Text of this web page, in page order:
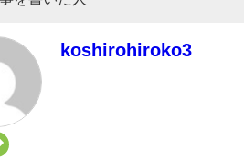
koshirohiroko3